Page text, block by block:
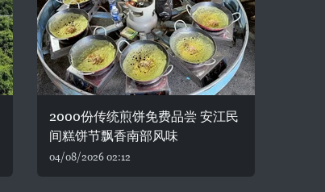
2000份传统煎饼免费品尝 安江民
间糕饼节飘香南部风味
04/08/2026 02:12